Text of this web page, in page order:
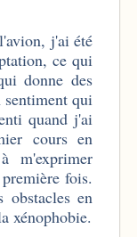
j'ai été
ce qui
donne des
qui
quand j'ai
cours en
m'exprimer
fois.
en
xénophobie.